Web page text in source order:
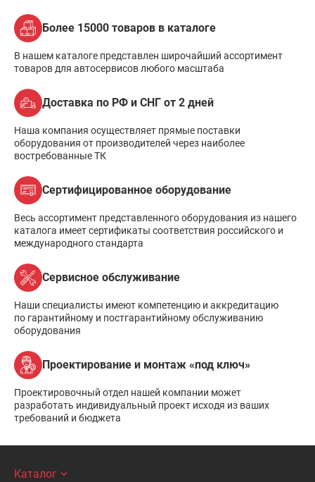
Более 15000 товаров в каталоге
В нашем каталоге представлен широчайший ассортимент
товаров для автосервисов любого масштаба
Доставка по РФ и СНГ от 2 дней
Наша компания осуществляет прямые поставки
оборудования от производителей через наиболее
востребованные ТК
Сертифицированное оборудование
Весь ассортимент представленного оборудования из нашего
каталога имеет сертификаты соответствия российского и
международного стандарта
Сервисное обслуживание
Наши специалисты имеют компетенцию и аккредитацию
по гарантийному и постгарантийному обслуживанию
оборудования
Проектирование и монтаж «под ключ»
Проектировочный отдел нашей компании может
разработать индивидуальный проект исходя из ваших
требований и бюджета
Каталог